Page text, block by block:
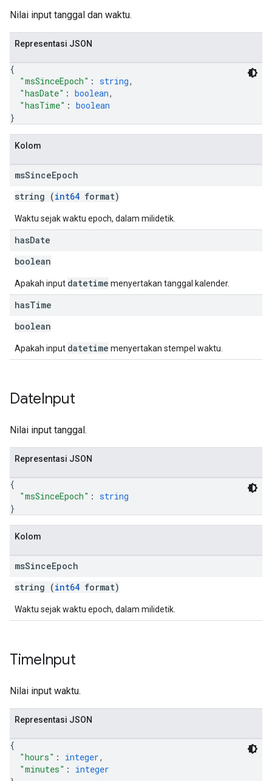
Nilai input tanggal dan waktu.
Representasi JSON
{
"msSinceEpoch" : string,
"hasDate" : boolean,
"hasTime" : boolean
}
Kolom
msSinceEpoch
string (int64 format)
Waktu sejak waktu epoch, dalam milidetik.
hasDate
boolean
Apakah input datetime menyertakan tanggal kalender.
hasTime
boolean
Apakah input datetime menyertakan stempel waktu.
DateInput
Nilai input tanggal.
Representasi JSON
{
"msSinceEpoch" : string
}
Kolom
msSinceEpoch
string (int64 format)
Waktu sejak waktu epoch, dalam milidetik.
TimeInput
Nilai input waktu.
Representasi JSON
{
"hours" : integer,
"minutes" : integer